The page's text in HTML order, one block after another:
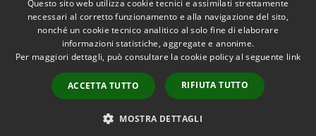
RSS
Accessibilità
Copyright © 2026 • Comune di
Dossena • Powered by
Municipium•
Accesso
redazione
Questo sito web utilizza cookie tecnici e assimilati strettamente
necessari al corretto funzionamento e alla navigazione del sito,
nonché un cookie tecnico analitico al solo fine di elaborare
informazioni statistiche, aggregate e anonime.
Per maggiori dettagli, può consultare la cookie policy al seguente link
ACCETTA TUTTO RIFIUTA TUTTO
MOSTRA DETTAGLI